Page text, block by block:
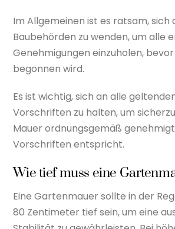
Im Allgemeinen ist es ratsam, sich
Baubehörden zu wenden, um alle
Genehmigungen einzuholen,
begonnen wird.
Es ist wichtig, sich an alle
Vorschriften zu halten, um
Mauer ordnungsgemäß
Vorschriften entspricht.
Wie tief muss eine
Eine Gartenmauer sollte in der
80 Zentimeter tief sein, um eine